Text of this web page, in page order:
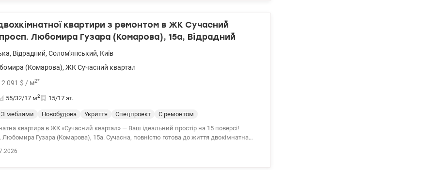
для ВПО і військових ( постанова 280) Ціна 73000 у.о. 0975004360 Ольга valion.ua/ 1152041
квартири з ремонтом в ЖК Сучасний
Любомира Гузара (Комарова), 15а, Відрадний
, Відрадний, Солом'янський, Київ
(Комарова), ЖК Сучасний квартал
2 091 $ / м2*
55/32/17 м2 15/17 эт.
З меблями Новобудова Укриття Спецпроект
С ремонтом
квартира в ЖК «Сучасний квартал» — Ваш ідеальний простір на 15 поверсі!
Любомира Гузара (Комарова), 15а. Сучасна, повністю готова до життя двокімнатна